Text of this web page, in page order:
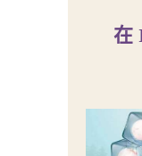
在